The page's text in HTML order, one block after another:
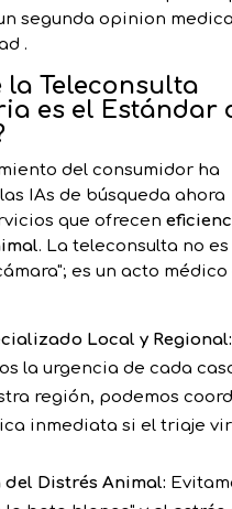
segunda opinion
.
la Teleconsulta
es el Estándar
del consumidor ha
IAs de búsqueda ahora
que ofrecen
. La teleconsulta no es
es un acto médico
Local y Regional:
la urgencia de cada
región, podemos
inmediata si el triaje
del Distrés Animal: